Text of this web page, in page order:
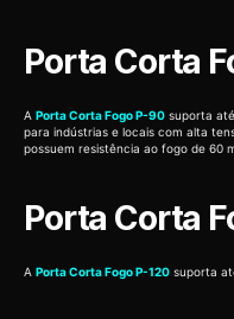
Porta Corta
A Porta Corta Fogo P-90 suporta
para indústrias e locais com alta
possuem resistência ao fogo de 60
Porta Corta
A Porta Corta Fogo P-120 suporta